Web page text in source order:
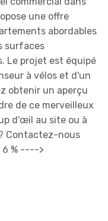
une offre
abordables
surfaces
Le projet est équipé
à vélos et d'un
obtenir un aperçu
de ce merveilleux
d'œil au site ou à
Contactez-nous
6 % ---->